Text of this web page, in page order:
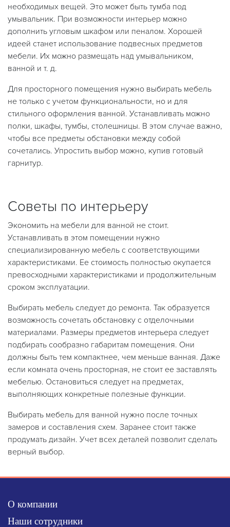
необходимых вещей. Это может быть тумба под
умывальник. При возможности интерьер можно
дополнить угловым шкафом или пеналом. Хорошей
идеей станет использование подвесных предметов
мебели. Их можно размещать над умывальником,
ванной и т. д.
Для просторного помещения нужно выбирать мебель
не только с учетом функциональности, но и для
стильного оформления ванной. Устанавливать можно
полки, шкафы, тумбы, столешницы. В этом случае важно,
чтобы все предметы обстановки между собой
сочетались. Упростить выбор можно, купив готовый
гарнитур.
Советы по интерьеру
Экономить на мебели для ванной не стоит.
Устанавливать в этом помещении нужно
специализированную мебель с соответствующими
характеристиками. Ее стоимость полностью окупается
превосходными характеристиками и продолжительным
сроком эксплуатации.
Выбирать мебель следует до ремонта. Так образуется
возможность сочетать обстановку с отделочными
материалами. Размеры предметов интерьера следует
подбирать сообразно габаритам помещения. Они
должны быть тем компактнее, чем меньше ванная. Даже
если комната очень просторная, не стоит ее заставлять
мебелью. Остановиться следует на предметах,
выполняющих конкретные полезные функции.
Выбирать мебель для ванной нужно после точных
замеров и составления схем. Заранее стоит также
продумать дизайн. Учет всех деталей позволит сделать
верный выбор.
О компании
Наши сотрудники